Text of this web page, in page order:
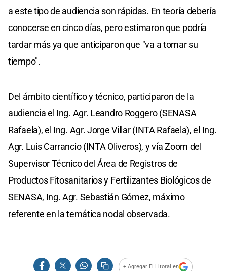
a este tipo de audiencia son rápidas. En teoría debería
conocerse en cinco días, pero estimaron que podría
tardar más ya que anticiparon que "va a tomar su
tiempo".
Del ámbito científico y técnico, participaron de la
audiencia el Ing. Agr. Leandro Roggero (SENASA
Rafaela), el Ing. Agr. Jorge Villar (INTA Rafaela), el Ing.
Agr. Luis Carrancio (INTA Oliveros), y vía Zoom del
Supervisor Técnico del Área de Registros de
Productos Fitosanitarios y Fertilizantes Biológicos de
SENASA, Ing. Agr. Sebastián Gómez, máximo
referente en la temática nodal observada.
+ Agregar El Litoral en